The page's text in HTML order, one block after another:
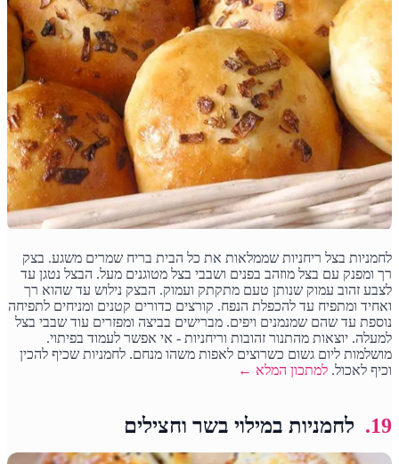
לחמניות בצל ריחניות שממלאות את כל הבית בריח שמרים משגע. בצק
רך ומפנק עם בצל מוזהב בפנים ושבבי בצל מטוגנים מעל. הבצל נטגן עד
לצבע זהוב עמוק שנותן טעם מתקתק ועמוק. הבצק נילוש עד שהוא רך
ואחיד ומתפיח עד להכפלת הנפח. קורצים כדורים קטנים ומניחים לתפיחה
נוספת עד שהם שמנמנים ויפים. מברישים בביצה ומפזרים עוד שבבי בצל
למעלה. יוצאות מהתנור זהובות וריחניות - אי אפשר לעמוד בפיתוי.
מושלמות ליום גשום כשרוצים לאפות משהו מנחם. לחמניות שכיף להכין
וכיף לאכול.למתכון המלא ←
19. לחמניות במילוי בשר וחצילים